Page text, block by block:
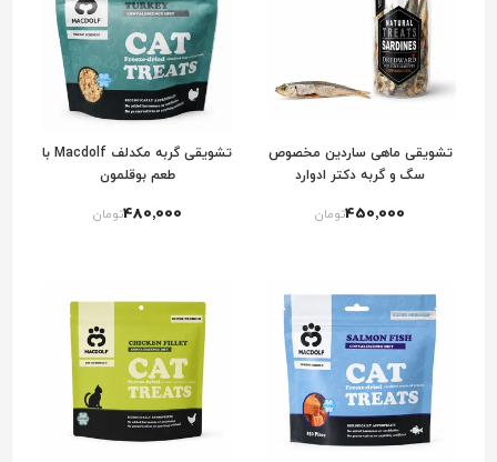
تشویقی ماهی ساردین مخصوص
سگ و گربه دکتر ادوارد
450٬000تومان
تشویقی گربه مکدلف Macdolf با
طعم بوقلمون
480٬000تومان